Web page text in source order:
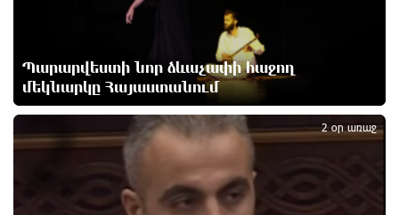
հնարավորությունները
Հրդեհի ահազանգ Սայաթ-Նովա պողոտայում.
շենքից տարհանվել է 5 բնակիչ
Ճապոնական Յակիշիմե կերամիկայի
ցուցահանդեսը երկարաձգվել է մինչև օգոստոսի
Պարարվեստի նոր ձևաչափի հաջող
մեկնարկը Հայաստանում
2 օր առաջ
2